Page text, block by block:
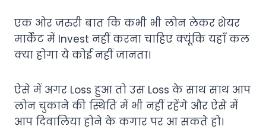
एक ओर जरुरी बात कि कभी भी लोन लेकर शेयर
मार्केट में Invest नहीं करना चाहिए क्यूंकि यहाँ कल
क्या होगा ये कोई नहीं जानता।
ऐसे में अगर Loss हुआ तो उस Loss के साथ साथ आप
लोन चुकाने की स्थिति में भी नहीं रहेंगे और ऐसे में
आप दिवालिया होने के कगार पर आ सकते हो।